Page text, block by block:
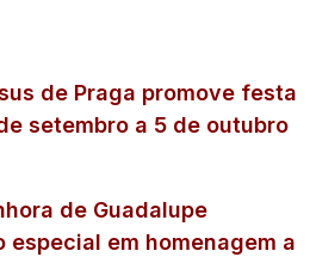
de Praga promove festa
setembro a 5 de outubro
de Guadalupe
especial em homenagem a